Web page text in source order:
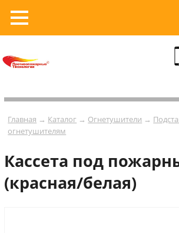
Главная → Каталог → Огнетушители →
огнетушителям
Кассета под
(красная/белая)